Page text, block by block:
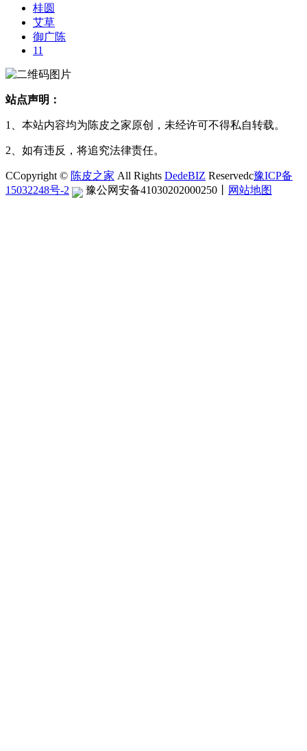
桂圆
艾草
御广陈
11
站点声明：
1、本站内容均为陈皮之家原创，未经许可不得私自转载。
2、如有违反，将追究法律责任。
CCopyright © 陈皮之家 All Rights DedeBIZ Reservedc豫ICP备
15032248号-2
豫公网安备41030202000250 网站地图